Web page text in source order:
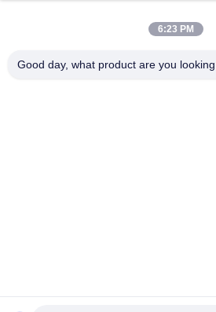
En Casa
6:23 PM
Good day, what product are you